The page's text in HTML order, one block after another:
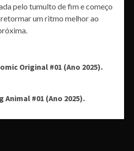
pelo tumulto de fim e começo
um ritmo melhor ao
Original #01 (Ano 2025).
Animal #01 (Ano 2025).